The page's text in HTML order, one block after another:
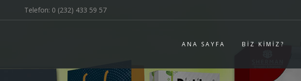
Telefon: 0 (232) 433 59 57
ANA SAYFA BİZ KİMİZ?